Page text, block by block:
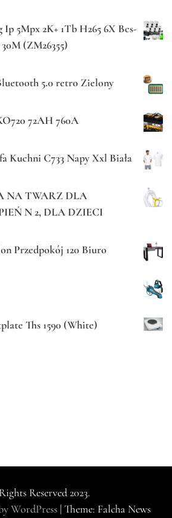
5Mpx 2K+ 1Tb H265 6X Bcs-
(ZM26355)
5.0 retro Zielony
72AH 760A
Kuchni C733 Napy Xxl Biała
NA TWARZ DLA
N 2, DLA DZIECI
Przedpokój 120 Biuro
Ths 1590 (White)
Reserved 2023.
WordPress | Theme: Falcha News